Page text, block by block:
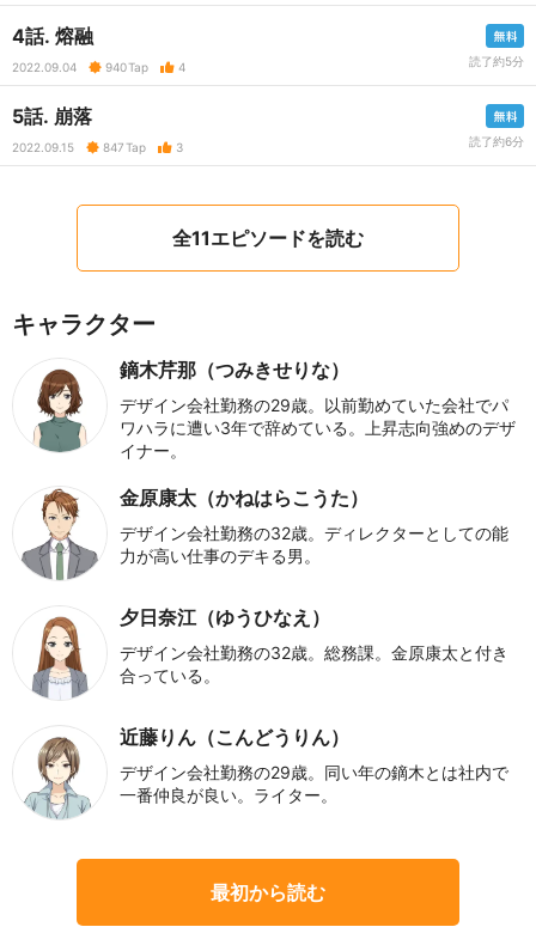
4話. 熔融
2022.09.04 940Tap 4 読了約5分
5話. 崩落
2022.09.15 847Tap 3 読了約6分
全11エピソードを読む
キャラクター
鏑木芹那（つみきせりな）
デザイン会社勤務の29歳。以前勤めていた会社でパ
ワハラに遭い3年で辞めている。上昇志向強めのデザ
イナー。
金原康太（かねはらこうた）
デザイン会社勤務の32歳。ディレクターとしての能
力が高い仕事のデキる男。
夕日奈江（ゆうひなえ）
デザイン会社勤務の32歳。総務課。金原康太と付き
合っている。
近藤りん（こんどうりん）
デザイン会社勤務の29歳。同い年の鏑木とは社内で
一番仲良が良い。ライター。
最初から読む